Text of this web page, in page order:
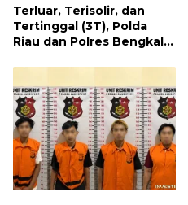
Terluar, Terisolir, dan
Tertinggal (3T), Polda
Riau dan Polres Bengkalis
Kesehatan Gratis, hingga
Dialog Kebangsaan di
Rupat